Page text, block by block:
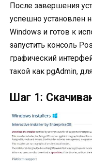
После завершения
успешно установлен
Windows и готов к
запустить консоль
графический
такой как pgAdmin,
Шаг 1: